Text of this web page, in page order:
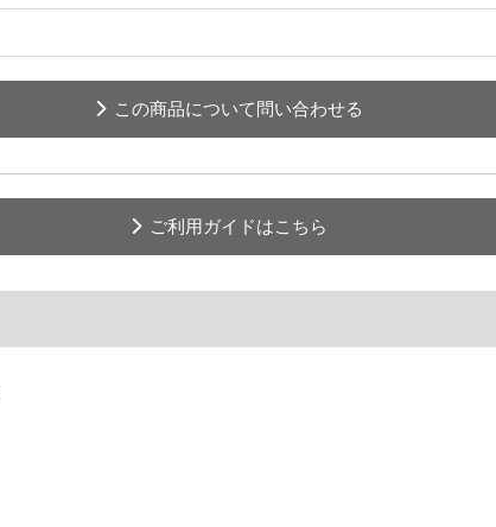
この商品について問い合わせる
ご利用ガイドはこちら